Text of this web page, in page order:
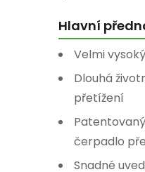
Hlavní
Velmi
Dlouhá
přetížení
čerpadlo
Snadné